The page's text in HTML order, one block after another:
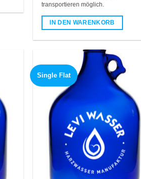
transportieren möglich.
IN DEN WARENKORB
Single Flat